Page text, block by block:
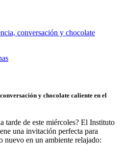
y chocolate caliente en el
tarde de este miércoles? El Instituto
una invitación perfecta para
nuevo en un ambiente relajado: